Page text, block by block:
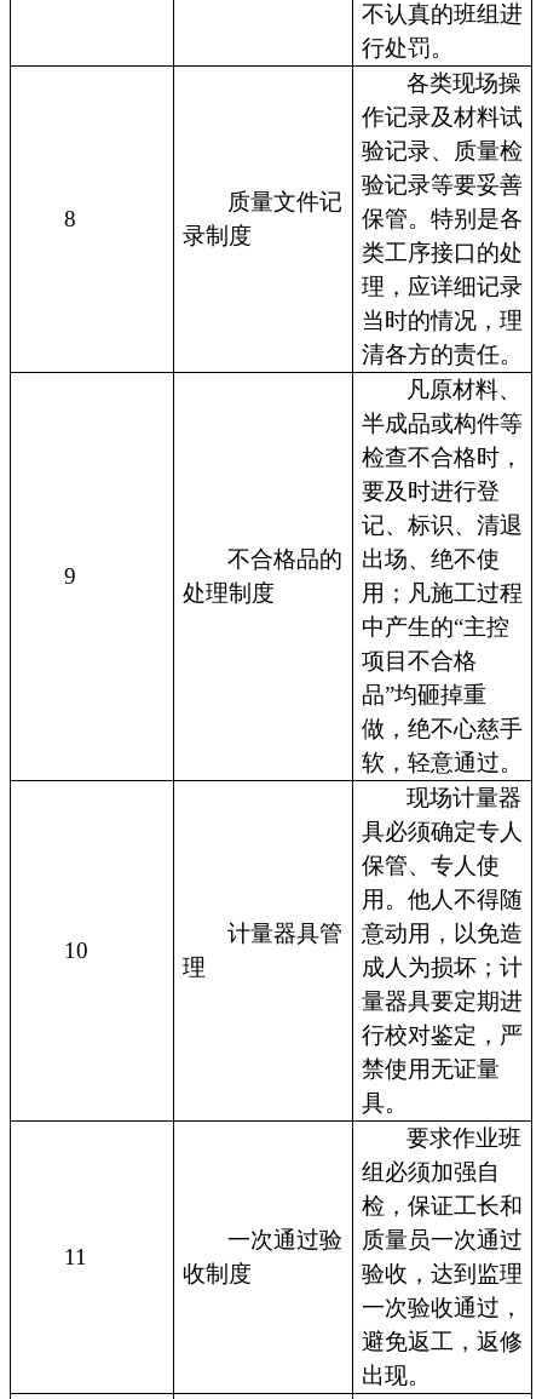
不认真的班组进
行处罚。
8
质量文件记
录制度
各类现场操
作记录及材料试
验记录、质量检
验记录等要妥善
保管。特别是各
类工序接口的处
理，应详细记录
当时的情况，理
清各方的责任。
9
不合格品的
处理制度
凡原材料、
半成品或构件等
检查不合格时，
要及时进行登
记、标识、清退
出场、绝不使
用；凡施工过程
中产生的“主控
项目不合格
品”均砸掉重
做，绝不心慈手
软，轻意通过。
10
计量器具管
理
现场计量器
具必须确定专人
保管、专人使
用。他人不得随
意动用，以免造
成人为损坏；计
量器具要定期进
行校对鉴定，严
禁使用无证量
具。
11
一次通过验
收制度
要求作业班
组必须加强自
检，保证工长和
质量员一次通过
验收，达到监理
一次验收通过，
避免返工，返修
出现。